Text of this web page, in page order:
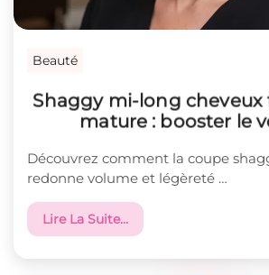
Beauté
Shaggy mi-long
mature : booster le
Découvrez comment la coupe
redonne volume et légèreté …
Lire La Suite…